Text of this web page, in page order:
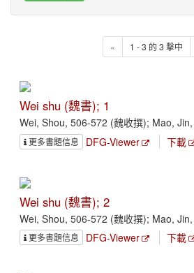
« 1 - 3 的 3 擊中
Wei shu (魏書); 1
Wei, Shou, 506-572 (魏收撰); Mao,
更多書題信息 DFG-Viewer 下載
Wei shu (魏書); 2
Wei, Shou, 506-572 (魏收撰); Mao,
更多書題信息 DFG-Viewer 下載